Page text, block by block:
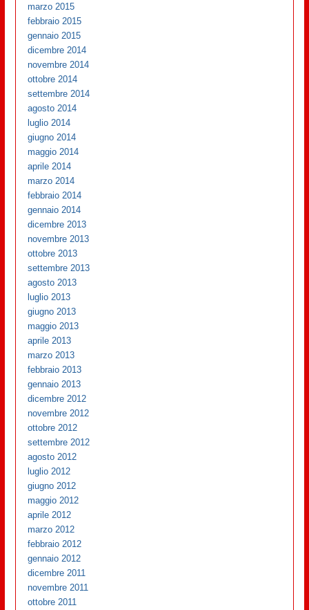
marzo 2015
febbraio 2015
gennaio 2015
dicembre 2014
novembre 2014
ottobre 2014
settembre 2014
agosto 2014
luglio 2014
giugno 2014
maggio 2014
aprile 2014
marzo 2014
febbraio 2014
gennaio 2014
dicembre 2013
novembre 2013
ottobre 2013
settembre 2013
agosto 2013
luglio 2013
giugno 2013
maggio 2013
aprile 2013
marzo 2013
febbraio 2013
gennaio 2013
dicembre 2012
novembre 2012
ottobre 2012
settembre 2012
agosto 2012
luglio 2012
giugno 2012
maggio 2012
aprile 2012
marzo 2012
febbraio 2012
gennaio 2012
dicembre 2011
novembre 2011
ottobre 2011